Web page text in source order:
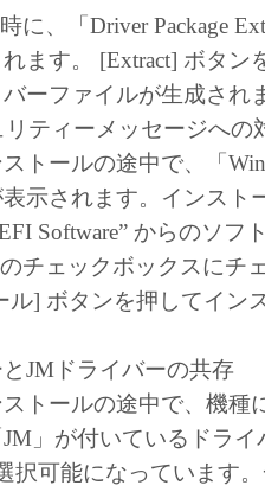
に、「Driver Package
ます。 [Extract] ボタン
ーファイルが生成され
リティーメッセージへの
ストールの途中で、「
示されます。インスト
Software” からのソフ
チェックボックスにチ
ル] ボタンを押してイン
JMドライバーの共存
ストールの途中で、機種
」が付いているドラ
択可能になっています